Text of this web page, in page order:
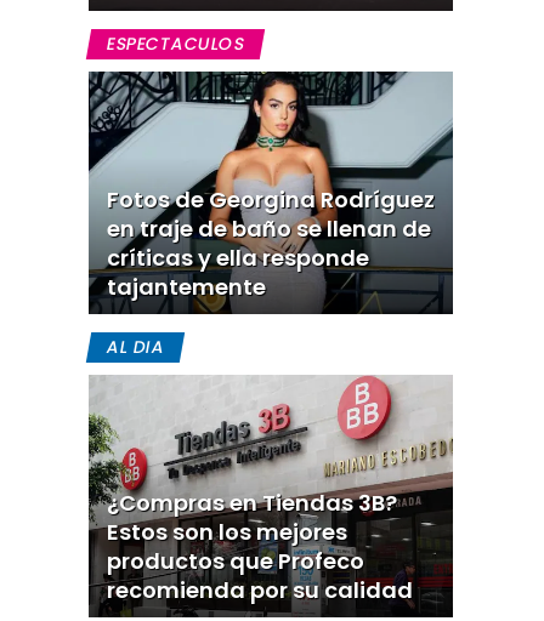
ESPECTACULOS
Fotos de Georgina Rodríguez
en traje de baño se llenan de
críticas y ella responde
tajantemente
AL DIA
¿Compras en Tiendas 3B?
Estos son los mejores
productos que Profeco
recomienda por su calidad